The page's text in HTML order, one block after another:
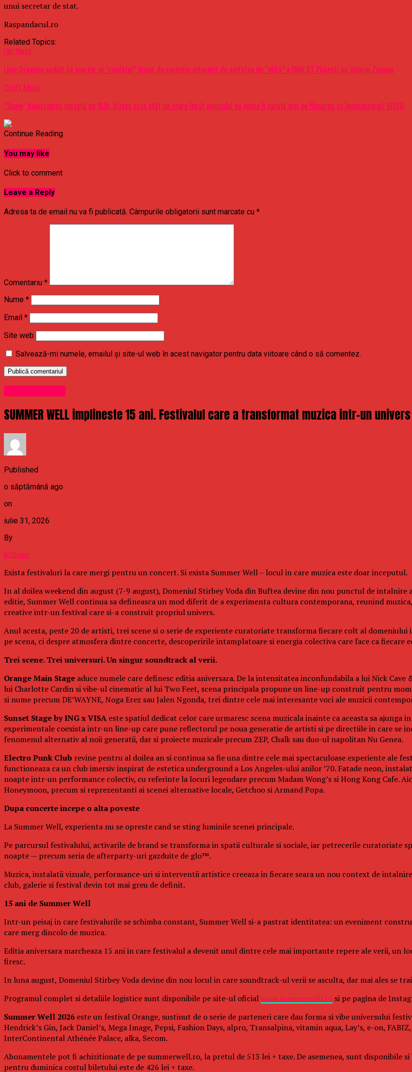
unui secretar de stat.
Raspandacul.ro
Related Topics:
Up Next
Liviu Dragnea audiat ca martor in “ciudatul” dosar de coruptie intocmit de unitatea de “elita” a DNA ST Ploiesti lui Valeriu Zgonea
Don't Miss
”Sanie” hipersonică testată de SUA: Viteza este atât de mare încât vehiculul nu poate fi văzută nici pe filmarea cu încetinitorul/ VIDEO
Continue Reading
You may like
Click to comment
Leave a Reply
Adresa ta de email nu va fi publicată. Câmpurile obligatorii sunt marcate cu *
Comentariu *
Nume *
Email *
Site web
Salvează-mi numele, emailul și site-ul web în acest navigator pentru data viitoare când o să comentez.
SUMMER WELL implineste 15 ani. Festivalul care a transformat muzica intr-un
Published
o săptămână ago
on
iulie 31, 2026
By
b2bseo
Exista festivaluri la care mergi pentru un concert. Si exista Summer Well – locul in care muzica este doar inceputul.
In al doilea weekend din august (7-9 august), Domeniul Stirbey Voda din Buftea devine din nou punctul de
editie, Summer Well continua sa defineasca un mod diferit de a experimenta cultura contemporana, reunind
creative intr-un festival care si-a construit propriul univers.
Anul acesta, peste 20 de artisti, trei scene si o serie de experiente curatoriate transforma fiecare colt al
pe scena, ci despre atmosfera dintre concerte, descoperirile intamplatoare si energia colectiva care face ca fiecare
Trei scene. Trei universuri. Un singur soundtrack al verii.
Orange Main Stage aduce numele care definesc editia aniversara. De la intensitatea inconfundabila a lui Nick Cave
lui Charlotte Cardin si vibe-ul cinematic al lui Two Feet, scena principala propune un line-up construit pentru
si nume precum DE’WAYNE, Noga Erez sau Jalen Ngonda, trei dintre cele mai interesante voci ale muzicii
Sunset Stage by ING x VISA este spatiul dedicat celor care urmaresc scena muzicala inainte ca aceasta sa
experimentale coexista intr-un line-up care pune reflectorul pe noua generatie de artisti si pe directiile in care se
fenomenul alternativ al noii generatii, dar si proiecte muzicale precum ZEP, Chalk sau duo-ul napolitan Nu Genea.
Electro Punk Club revine pentru al doilea an si continua sa fie una dintre cele mai spectaculoase experiente ale
functioneaza ca un club imersiv inspirat de estetica underground a Los Angeles-ului anilor ’70. Fatade neon,
noapte intr-un performance colectiv, cu referinte la locuri legendare precum Madam Wong’s si Hong Kong Cafe.
Honeymoon, precum si reprezentanti ai scenei alternative locale, Getchoo si Armand Popa.
Dupa concerte incepe o alta poveste
La Summer Well, experienta nu se opreste cand se sting luminile scenei principale.
Pe parcursul festivalului, activarile de brand se transforma in spatii culturale si sociale, iar petrecerile curatoriate
noapte — precum seria de afterparty-uri gazduite de glo™.
Muzica, instalatii vizuale, performance-uri si interventii artistice creeaza in fiecare seara un nou context de
club, galerie si festival devin tot mai greu de definit.
15 ani de Summer Well
Intr-un peisaj in care festivalurile se schimba constant, Summer Well si-a pastrat identitatea: un eveniment
care merg dincolo de muzica.
Editia aniversara marcheaza 15 ani in care festivalul a devenit unul dintre cele mai importante repere ale verii, un
firesc.
In luna august, Domeniul Stirbey Voda devine din nou locul in care soundtrack-ul verii se asculta, dar mai ales se
Programul complet si detaliile logistice sunt disponibile pe site-ul oficialwww.summerwell.ro si pe pagina de
Summer Well 2026 este un festival Orange, sustinut de o serie de parteneri care dau forma si vibe universului
Hendrick’s Gin, Jack Daniel’s, Mega Image, Pepsi, Fashion Days, alpro, Transalpina, vitamin aqua, Lay’s, e-on,
InterContinental Athénée Palace, alka, Secom.
Abonamentele pot fi achizitionate de pe summerwell.ro, la pretul de 513 lei + taxe. De asemenea, sunt disponibile
pentru duminica costul biletului este de 426 lei + taxe.